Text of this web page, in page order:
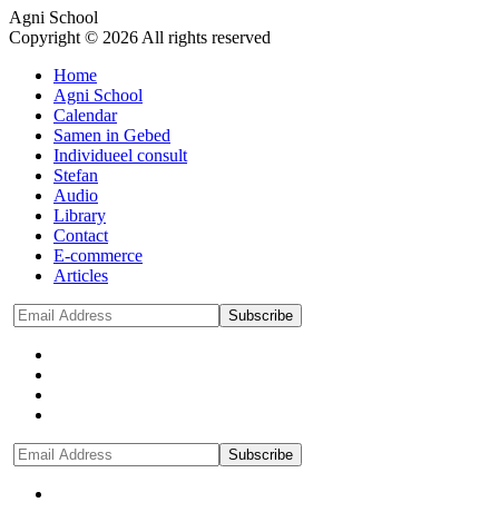
Agni School
Copyright © 2026 All rights reserved
Home
Agni School
Calendar
Samen in Gebed
Individueel consult
Stefan
Audio
Library
Contact
E-commerce
Articles
Subscribe
Subscribe